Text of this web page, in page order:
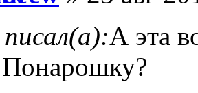
писал(а):А эта
Понарошку?